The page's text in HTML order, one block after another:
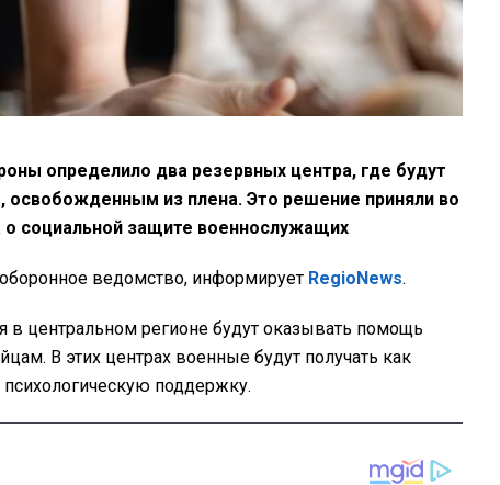
определило два резервных центра, где будут
освобожденным из плена. Это решение приняли во
о социальной защите военнослужащих
оборонное ведомство, информирует RegioNews.
центральном регионе будут оказывать помощь
В этих центрах военные будут получать как
поддержку.